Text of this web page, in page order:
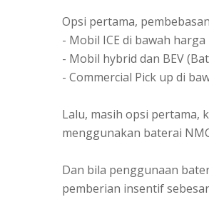
Opsi pertama,
- Mobil ICE di bawah harga
- Mobil hybrid dan BEV
- Commercial Pick up di
Lalu, masih opsi pertama,
menggunakan baterai
Dan bila penggunaan
pemberian insentif sebesar